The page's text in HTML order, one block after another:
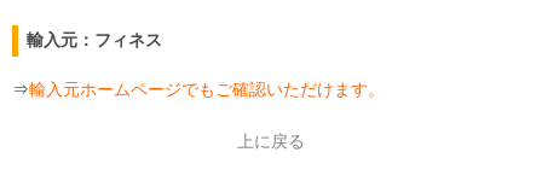
輸入元：フィネス
⇒輸入元ホームページでもご確認いただけます。
上に戻る